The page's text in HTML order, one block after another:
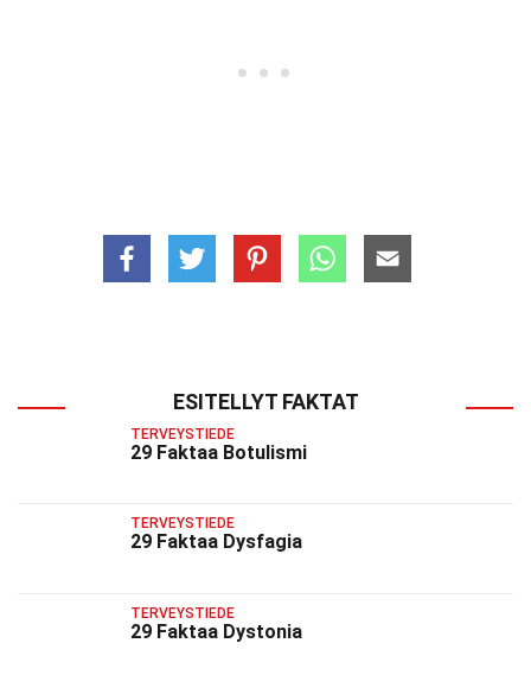
ESITELLYT FAKTAT
TERVEYSTIEDE
29 Faktaa Botulismi
TERVEYSTIEDE
29 Faktaa Dysfagia
TERVEYSTIEDE
29 Faktaa Dystonia